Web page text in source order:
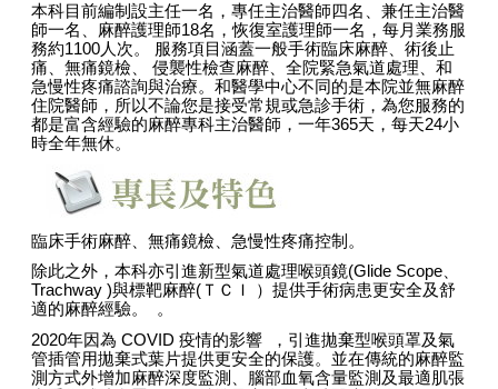
本科目前編制設主任一名，專任主治醫師四名、兼任主治醫
師一名、麻醉護理師18名，恢復室護理師一名，每月業務服
務約1100人次。
服務項目涵蓋一般手術臨床麻醉、術後止
痛、無痛鏡檢、
侵襲性檢查麻醉、全院緊急氣道處理、和
急慢性疼痛諮詢與治療。和醫學中心不同的是本院並無麻醉
住院醫師，所以不論您是接受常規或急診手術，為您服務的
都是富含經驗的麻醉專科主治醫師，一年365天，每天24小
時全年無休。
臨床手術麻醉、無痛鏡檢、急慢性疼痛控制。
除此之外，本科亦引進新型氣道處理喉頭鏡(Glide Scope
Trachway )與標靶麻醉( ＴＣＩ
）提供手術病患更安全及舒
適的麻醉經驗。
。
2020年因為 COVID 疫情的影響
，引進拋棄型喉頭罩及氣
管插管用拋棄式葉片提供更安全的保護。並在傳統的麻醉監
測方式外增加麻醉深度監測、腦部血氧含量監測及最適肌張